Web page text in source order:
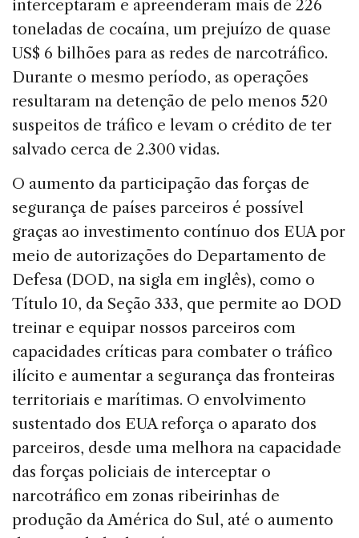
interceptaram e apreenderam mais de 226
toneladas de cocaína, um prejuízo de quase
US$ 6 bilhões para as redes de narcotráfico.
Durante o mesmo período, as operações
resultaram na detenção de pelo menos 520
suspeitos de tráfico e levam o crédito de ter
salvado cerca de 2.300 vidas.
O aumento da participação das forças de
segurança de países parceiros é possível
graças ao investimento contínuo dos EUA por
meio de autorizações do Departamento de
Defesa (DOD, na sigla em inglês), como o
Título 10, da Seção 333, que permite ao DOD
treinar e equipar nossos parceiros com
capacidades críticas para combater o tráfico
ilícito e aumentar a segurança das fronteiras
territoriais e marítimas. O envolvimento
sustentado dos EUA reforça o aparato dos
parceiros, desde uma melhora na capacidade
das forças policiais de interceptar o
narcotráfico em zonas ribeirinhas de
produção da América do Sul, até o aumento